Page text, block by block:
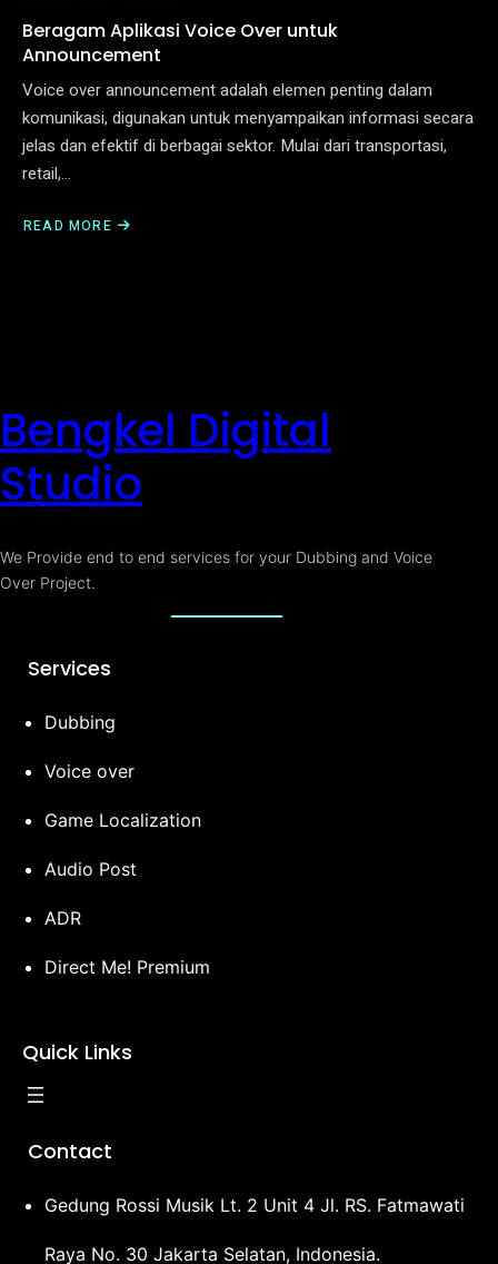
Beragam Aplikasi Voice Over untuk
Announcement
Voice over announcement adalah elemen penting dalam
komunikasi, digunakan untuk menyampaikan informasi secara
jelas dan efektif di berbagai sektor. Mulai dari transportasi,
retail,…
READ MORE
Bengkel Digital
Studio
We Provide end to end services for your Dubbing and Voice
Over Project.
Services
Dubbing
Voice over
Game Localization
Audio Post
ADR
Direct Me! Premium
Quick Links
Contact
Gedung Rossi Musik Lt. 2 Unit 4 Jl. RS. Fatmawati
Raya No. 30 Jakarta Selatan, Indonesia.